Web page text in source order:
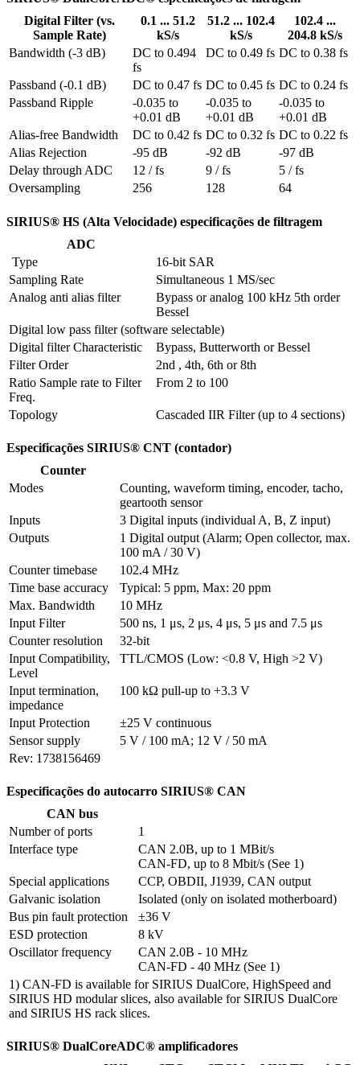
Digital Filter (vs.
Sample Rate)
0.1 ... 51.2
kS/s
51.2 ... 102.4
kS/s
102.4 ...
204.8 kS/s
Bandwidth (-3 dB)
DC to 0.494
fs
DC to 0.49 fs DC to 0.38 fs
Passband (-0.1 dB) DC to 0.47 fs DC to 0.45 fs DC to 0.24 fs
Passband Ripple
-0.035 to
+0.01 dB
-0.035 to
+0.01 dB
-0.035 to
+0.01 dB
Alias-free Bandwidth
DC to 0.42 fs DC to 0.32 fs DC to 0.22 fs
Alias Rejection
-95 dB -92 dB
-97 dB
Delay through ADC
12 / fs 9 / fs
5 / fs
Oversampling
256 128 64
SIRIUS® HS (Alta Velocidade) especificações de filtragem
ADC
Type
16-bit SAR
Sampling Rate
Simultaneous 1 MS/sec
Analog anti alias filter
Bypass or analog 100 kHz 5th order
Bessel
Digital low pass filter (software selectable)
Digital filter Characteristic
Bypass, Butterworth or Bessel
Filter Order
2nd , 4th, 6th or 8th
Ratio Sample rate to Filter
Freq.
From 2 to 100
Topology Cascaded IIR Filter (up to 4 sections)
Especificações SIRIUS® CNT (contador)
Counter
Modes
Counting, waveform timing, encoder, tacho,
geartooth sensor
Inputs
3 Digital inputs (individual A, B, Z input)
Outputs
1 Digital output (Alarm; Open collector, max.
100 mA / 30 V)
Counter timebase
102.4 MHz
Time base accuracy
Typical: 5 ppm, Max: 20 ppm
Max. Bandwidth
10 MHz
Input Filter
500 ns, 1 μs, 2 μs, 4 μs, 5 μs and 7.5 μs
Counter resolution
32-bit
Input Compatibility,
Level
TTL/CMOS (Low: <0.8 V, High >2 V)
Input termination,
impedance
100 kΩ pull-up to +3.3 V
Input Protection
±25 V continuous
Sensor supply
5 V / 100 mA; 12 V / 50 mA
Rev: 1738156469
Especificações do autocarro SIRIUS® CAN
CAN bus
Number of ports
1
Interface type
CAN 2.0B, up to 1 MBit/s
CAN-FD, up to 8 Mbit/s (See 1)
Special applications
CCP, OBDII, J1939, CAN output
Galvanic isolation
Isolated (only on isolated motherboard)
Bus pin fault protection
±36 V
ESD protection
8 kV
Oscillator frequency
CAN 2.0B - 10 MHz
CAN-FD - 40 MHz (See 1)
1) CAN-FD is available for SIRIUS DualCore, HighSpeed and
SIRIUS HD modular slices, also available for SIRIUS DualCore
and SIRIUS HS rack slices.
SIRIUS® DualCoreADC® amplificadores